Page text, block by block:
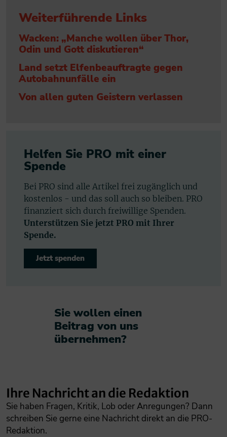
Weiterführende Links
Wacken: „Manche wollen über Thor,
Odin und Gott diskutieren“
Land setzt Elfenbeauftragte gegen
Autobahnunfälle ein
Von allen guten Geistern verlassen
Helfen Sie PRO mit einer
Spende
Bei PRO sind alle Artikel frei zugänglich und
kostenlos - und das soll auch so bleiben. PRO
finanziert sich durch freiwillige Spenden.
Unterstützen Sie jetzt PRO mit Ihrer
Spende.
Jetzt spenden
Sie wollen einen
Beitrag von uns
übernehmen?​
Ihre Nachricht an die Redaktion
Sie haben Fragen, Kritik, Lob oder Anregungen? Dann
schreiben Sie gerne eine Nachricht direkt an die PRO-
Redaktion.